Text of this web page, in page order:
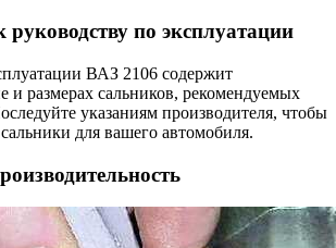
руководству по эксплуатации
ВАЗ 2106 содержит
размерах сальников, рекомендуемых
указаниям производителя, чтобы
для вашего автомобиля.